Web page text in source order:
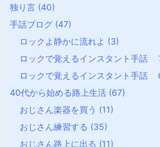
独り言 (40)
手話ブログ (47)
ロックよ静かに流れよ (3)
ロックで覚えるインスタント手話
ロックで覚えるインスタント手話
40代から始める路上生活 (67)
おじさん楽器を買う (11)
おじさん練習する (35)
おじさん路上に出る (11)